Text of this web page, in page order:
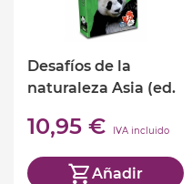
Desafíos de la
naturaleza Asia (ed.
10,95 € IVA incluido
Añadir